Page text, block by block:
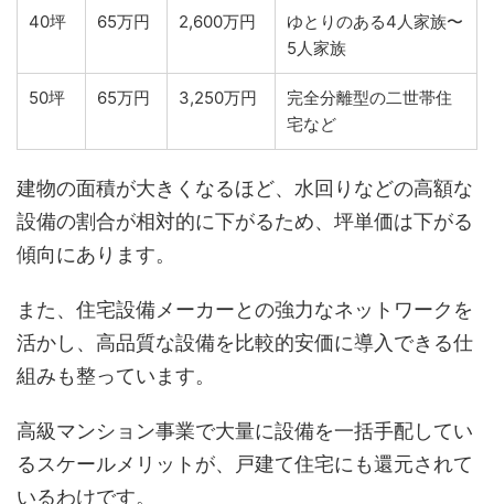
40坪 65万円 2,600万円
ゆとりのある4人家族〜
5人家族
50坪 65万円 3,250万円
完全分離型の二世帯住
宅など
建物の面積が大きくなるほど、水回りなどの高額な
設備の割合が相対的に下がるため、坪単価は下がる
傾向にあります。
また、住宅設備メーカーとの強力なネットワークを
活かし、高品質な設備を比較的安価に導入できる仕
組みも整っています。
高級マンション事業で大量に設備を一括手配してい
るスケールメリットが、戸建て住宅にも還元されて
いるわけです。